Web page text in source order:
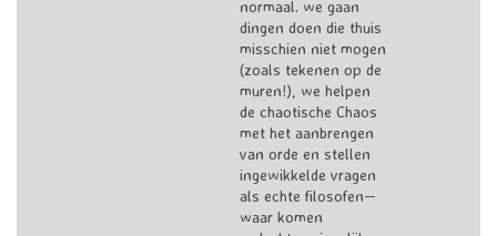
normaal. we gaan
dingen doen die thuis
misschien niet mogen
(zoals tekenen op de
muren!), we helpen
de chaotische Chaos
met het aanbrengen
van orde en stellen
ingewikkelde vragen
als echte filosofen—
waar komen